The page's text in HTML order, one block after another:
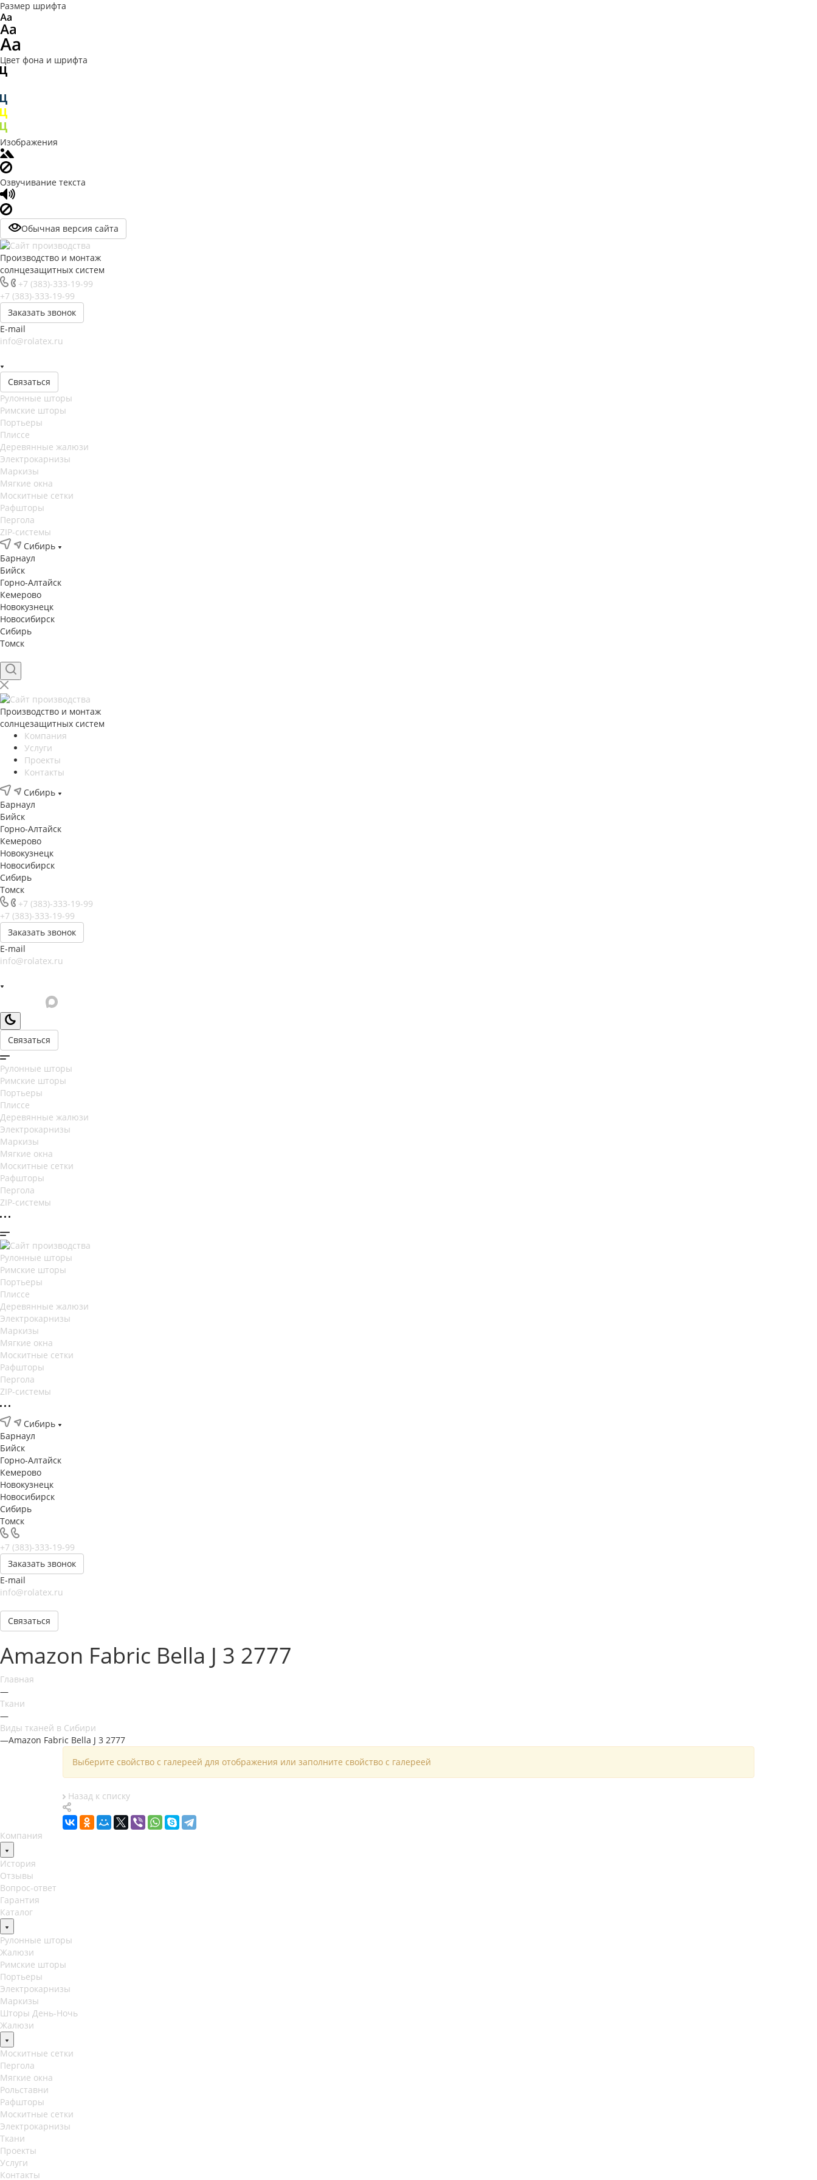
Размер шрифта
Цвет фона и шрифта
Изображения
Озвучивание текста
Обычная версия сайта
Производство и монтаж
солнцезащитных систем
+7 (383)-333-19-99
+7 (383)-333-19-99
Заказать звонок
E-mail
info@rolatex.ru
Связаться
Рулонные шторы
Римские шторы
Портьеры
Плиссе
Деревянные жалюзи
Электрокарнизы
Маркизы
Мягкие окна
Москитные сетки
Рафшторы
Пергола
ZIP-системы
Сибирь
Барнаул
Бийск
Горно-Алтайск
Кемерово
Новокузнецк
Новосибирск
Сибирь
Томск
Производство и монтаж
солнцезащитных систем
Компания
Услуги
Проекты
Контакты
Сибирь
Барнаул
Бийск
Горно-Алтайск
Кемерово
Новокузнецк
Новосибирск
Сибирь
Томск
+7 (383)-333-19-99
+7 (383)-333-19-99
Заказать звонок
E-mail
info@rolatex.ru
Связаться
Рулонные шторы
Римские шторы
Портьеры
Плиссе
Деревянные жалюзи
Электрокарнизы
Маркизы
Мягкие окна
Москитные сетки
Рафшторы
Пергола
ZIP-системы
Рулонные шторы
Римские шторы
Портьеры
Плиссе
Деревянные жалюзи
Электрокарнизы
Маркизы
Мягкие окна
Москитные сетки
Рафшторы
Пергола
ZIP-системы
Сибирь
Барнаул
Бийск
Горно-Алтайск
Кемерово
Новокузнецк
Новосибирск
Сибирь
Томск
+7 (383)-333-19-99
Заказать звонок
E-mail
info@rolatex.ru
Связаться
Amazon Fabric Bella J 3 2777
Главная
—
Ткани
—
Виды тканей в Сибири
—Amazon Fabric Bella J 3 2777
Выберите свойство с галереей для отображения или заполните свойство с галереей
Назад к списку
Компания
История
Отзывы
Вопрос-ответ
Гарантия
Каталог
Рулонные шторы
Жалюзи
Римские шторы
Портьеры
Электрокарнизы
Маркизы
Шторы День-Ночь
Жалюзи
Москитные сетки
Пергола
Мягкие окна
Рольставни
Рафшторы
Москитные сетки
Электрокарнизы
Ткани
Проекты
Услуги
Контакты